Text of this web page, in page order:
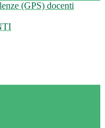
(GPS) docenti